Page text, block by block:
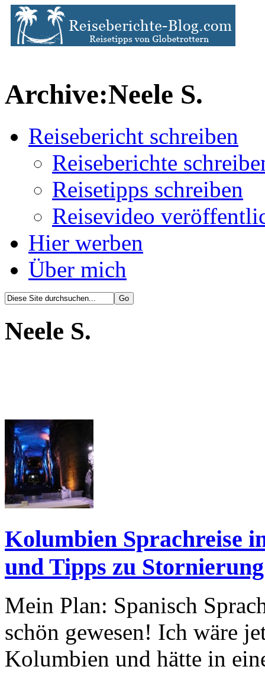
Archive:Neele S.
Reisebericht schreiben
Reiseberichte
Reisetipps schreiben
Reisevideo
Hier werben
Über mich
Neele S.
Kolumbien Sprachreise
und Tipps zu
Mein Plan: Spanisch
schön gewesen! Ich wäre
Kolumbien und hätte in